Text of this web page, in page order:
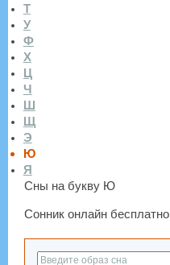
Т
У
Ф
Х
Ц
Ч
Ш
Щ
Э
Ю
Я
Сны на букву Ю
Сонник онлайн бесплатно